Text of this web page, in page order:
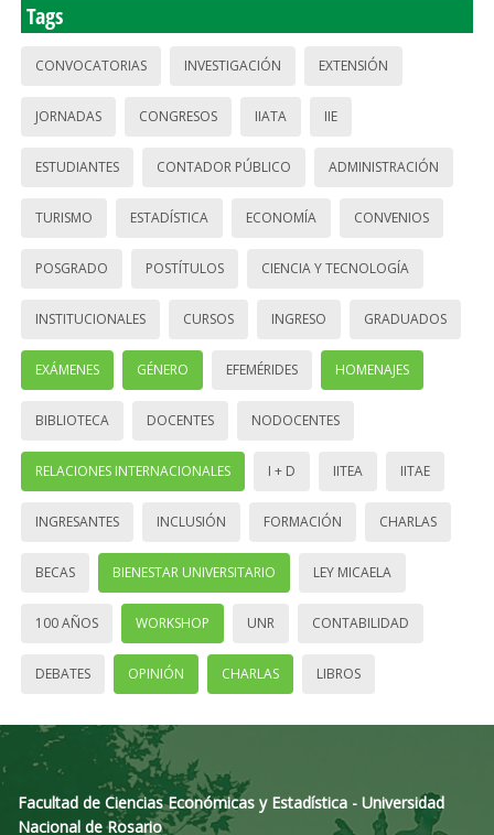
Tags
CONVOCATORIAS INVESTIGACIÓN EXTENSIÓN
JORNADAS CONGRESOS IIATA IIE
ESTUDIANTES CONTADOR PÚBLICO ADMINISTRACIÓN
TURISMO ESTADÍSTICA ECONOMÍA CONVENIOS
POSGRADO POSTÍTULOS CIENCIA Y TECNOLOGÍA
INSTITUCIONALES CURSOS INGRESO GRADUADOS
EXÁMENES GÉNERO EFEMÉRIDES HOMENAJES
BIBLIOTECA DOCENTES NODOCENTES
RELACIONES INTERNACIONALES I + D IITEA IITAE
INGRESANTES INCLUSIÓN FORMACIÓN CHARLAS
BECAS BIENESTAR UNIVERSITARIO LEY MICAELA
100 AÑOS WORKSHOP UNR CONTABILIDAD
DEBATES OPINIÓN CHARLAS LIBROS
Facultad de Ciencias Económicas y Estadística - Universidad
Nacional de Rosario